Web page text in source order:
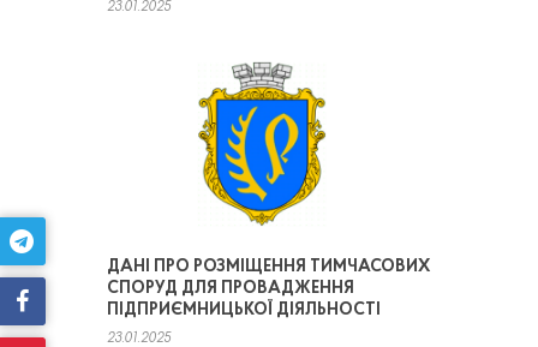
23.01.2025
ДАНІ ПРО РОЗМІЩЕННЯ ТИМЧАСОВИХ
СПОРУД ДЛЯ ПРОВАДЖЕННЯ
ПІДПРИЄМНИЦЬКОЇ ДІЯЛЬНОСТІ
23.01.2025